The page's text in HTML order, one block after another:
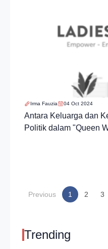
Irma Fauzia 04 Oct 2024
Antara Keluarga dan
Politik dalam "Queen
Previous 1 (current)
2 3
Trending